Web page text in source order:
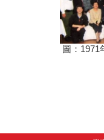
圖：1971